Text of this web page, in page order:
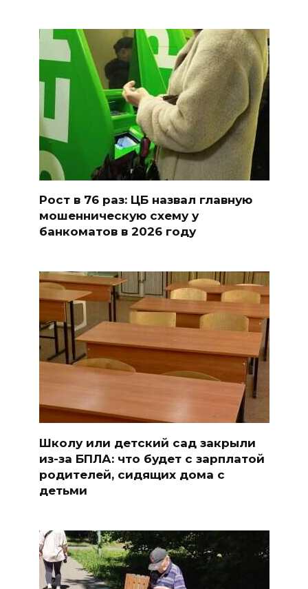
Рост в 76 раз: ЦБ назвал главную
мошенническую схему у
банкоматов в 2026 году
Школу или детский сад закрыли
из-за БПЛА: что будет с зарплатой
родителей, сидящих дома с
детьми